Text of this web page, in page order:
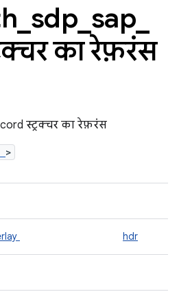
sdp sap
का रेफ़रंस
स्ट्रक्चर का रेफ़रंस
>
hdr